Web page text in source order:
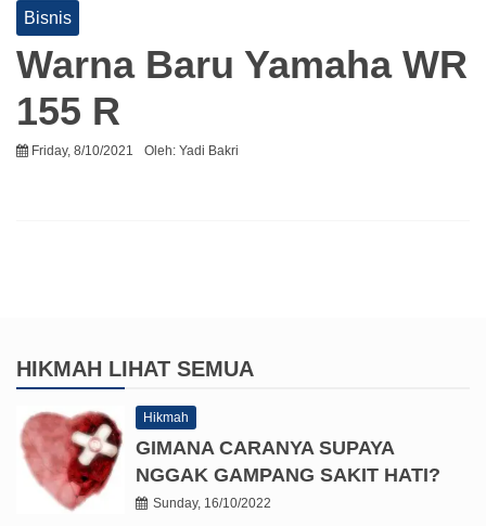
Bisnis
Warna Baru Yamaha WR
155 R
Friday, 8/10/2021 Oleh: Yadi Bakri
HIKMAH LIHAT SEMUA
Hikmah
GIMANA CARANYA SUPAYA
NGGAK GAMPANG SAKIT HATI?
Sunday, 16/10/2022